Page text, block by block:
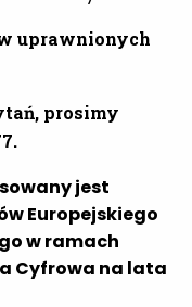
uprawnionych
prosimy
jest
Europejskiego
w ramach
Cyfrowa na lata